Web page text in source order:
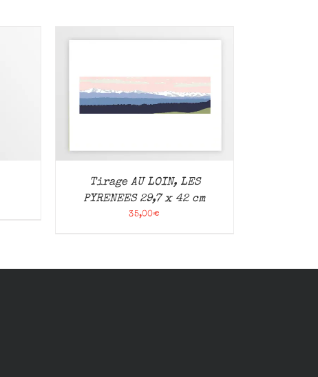
Tirage AU LOIN, LES
PYRENEES 29,7 x 42 cm
35,00€